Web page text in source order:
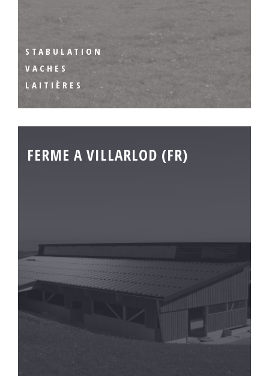
STABULATION
VACHES
LAITIÈRES
FERME A VILLARLOD (FR)